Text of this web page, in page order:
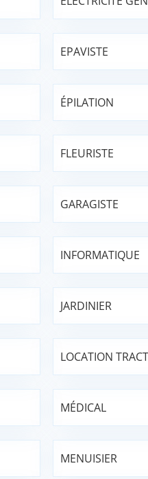
EPAVISTE
ÉPILATION
FLEURISTE
GARAGISTE
INFORMATIQUE
JARDINIER
LOCATION
MÉDICAL
MENUISIER